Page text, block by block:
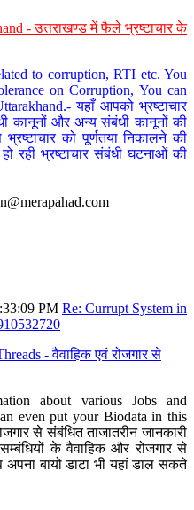
- उत्तराखण्ड में फैले भ्रष्टाचार के
to corruption, RTI etc. You
on Corruption, You can
यहाँ आपको भ्रष्टाचार
कानूनों और अन्य संबंधी कानूनों की
को पूर्णतया निकालने की
भ्रष्टाचार संबंधी घटनाओं की
PM Re: Currupt System in
- वैवाहिक एवं रोजगार से
about various Jobs and
even put your Biodata in this
से संबंधित ताजातरीन जानकारी
के वैवाहिक और रोजगार से
बायो डाटा भी यहां डाल सकते